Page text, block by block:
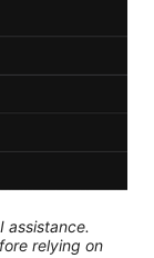
assistance.
relying on